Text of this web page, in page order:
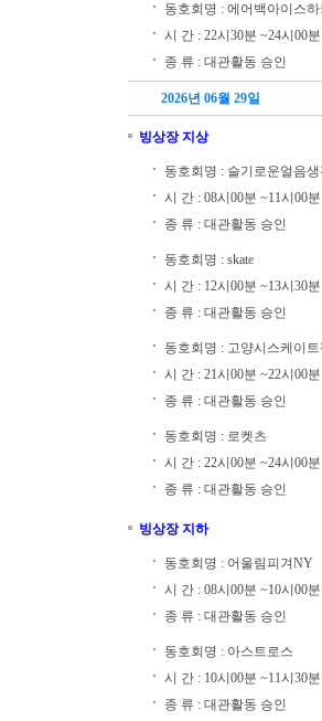
동호회명 : 에어백아이스
시 간 : 22시30분 ~24시00분
종 류 : 대관활동 승인
2026년 06월 29일
빙상장 지상
동호회명 : 슬기로운얼음
시 간 : 08시00분 ~11시00분
종 류 : 대관활동 승인
동호회명 : skate
시 간 : 12시00분 ~13시30분
종 류 : 대관활동 승인
동호회명 : 고양시스케이
시 간 : 21시00분 ~22시00분
종 류 : 대관활동 승인
동호회명 : 로켓츠
시 간 : 22시00분 ~24시00분
종 류 : 대관활동 승인
빙상장 지하
동호회명 : 어울림피겨NY
시 간 : 08시00분 ~10시00분
종 류 : 대관활동 승인
동호회명 : 아스트로스
시 간 : 10시00분 ~11시30분
종 류 : 대관활동 승인